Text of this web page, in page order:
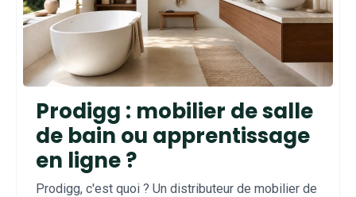
Prodigg : mobilier de salle
de bain ou apprentissage
en ligne ?
Prodigg, c'est quoi ? Un distributeur de mobilier de